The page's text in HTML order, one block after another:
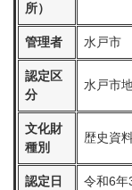
所）
管理者 水戸市
認定区
分
水戸市
文化財
種別
歴史資
認定日 令和6年